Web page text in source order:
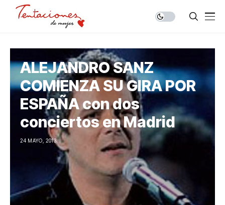
ALEJANDRO SANZ
COMIENZA SU GIRA POR
ESPAÑA con dos
conciertos en Madrid
24 MAYO, 2013